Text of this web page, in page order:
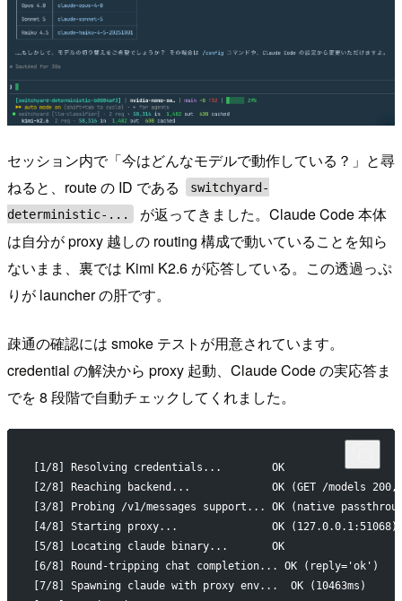
セッション内で「今はどんなモデルで動作している？」と尋
ねると、route の ID である
switchyard-
deterministic-...
が返ってきました。Claude Code 本体
は自分が proxy 越しの routing 構成で動いていることを知ら
ないまま、裏では Kimi K2.6 が応答している。この透過っぷ
りが launcher の肝です。
疎通の確認には smoke テストが用意されています。
credential の解決から proxy 起動、Claude Code の実応答ま
でを 8 段階で自動チェックしてくれました。
[1/8] Resolving credentials...        OK
[2/8] Reaching backend...             OK (GET /models 200,
[3/8] Probing /v1/messages support... OK (native
[4/8] Starting proxy...               OK (127.0.0.1:51068)
[5/8] Locating claude binary...       OK
[6/8] Round-tripping chat completion... OK (reply='ok')
[7/8] Spawning claude with proxy env...  OK (10463ms)